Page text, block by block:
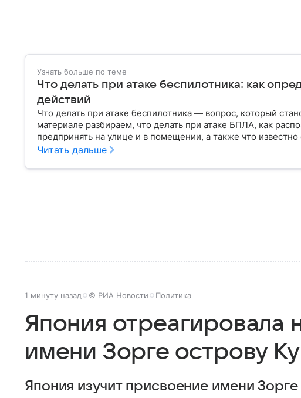
Узнать больше по теме
Что делать при атаке беспилотника: как
действий
Что делать при атаке беспилотника — вопрос, который
материале разбираем, что делать при атаке БПЛА, как
предпринять на улице и в помещении, а также что
Читать дальше
1 минуту назад © РИА Новости Политика
Япония отреагировала
имени Зорге острову
Япония изучит присвоение имени